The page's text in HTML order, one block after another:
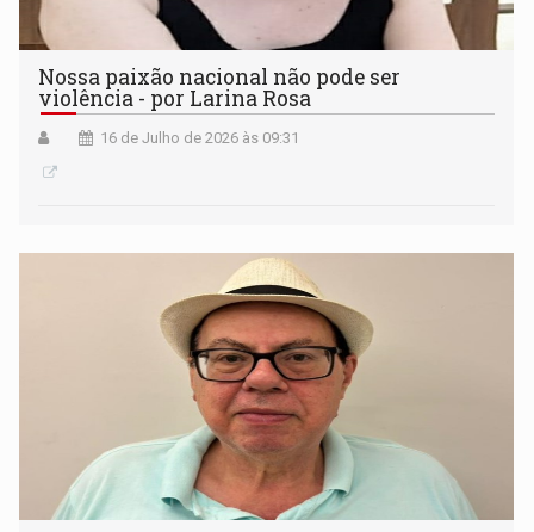
Nossa paixão nacional não pode ser
violência - por Larina Rosa
16 de Julho de 2026 às 09:31